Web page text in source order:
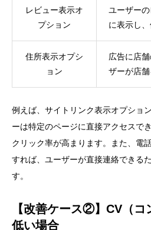
レビュー表示オ
プション
ユーザー
に表示し
住所表示オプシ
ョン
広告に店
ザーが店
例えば、サイトリンク表示オプショ
ーは特定のページに直接アクセスで
クリック率が高まります。また、電
すれば、ユーザーが直接連絡できる
す。
【改善ケース②】CV（
低い場合